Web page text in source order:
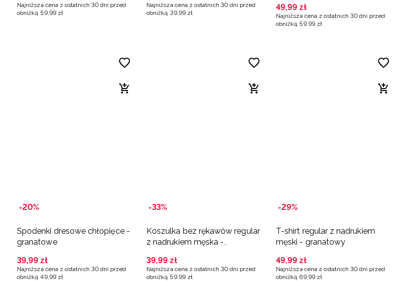
Najniższa cena z ostatnich 30 dni przed
obniżką 59,99 zł
Najniższa cena z ostatnich 30 dni przed
obniżką 39,99 zł
49,99 zł
Najniższa cena z ostatnich 30 dni przed
obniżką 59,99 zł
-20%
Spodenki dresowe chłopięce -
granatowe
39,99 zł
Najniższa cena z ostatnich 30 dni przed
obniżką 49, 99 zł
-33%
Koszulka bez rękawów regular
z nadrukiem męska -
39,99 zł
Najniższa cena z ostatnich 30 dni przed
obniżką 59, 99 zł
-29%
T-shirt regular z nadrukiem
męski - granatowy
49,99 zł
Najniższa cena z ostatnich 30 dni przed
obniżką 69, 99 zł